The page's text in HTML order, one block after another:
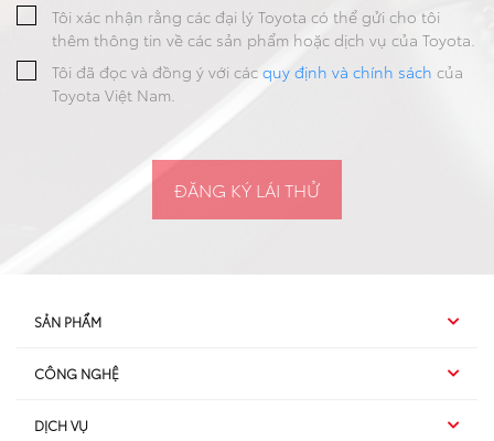
Tôi xác nhận rằng các đại lý Toyota có thể gửi cho tôi
thêm thông tin về các sản phẩm hoặc dịch vụ của Toyota.
Tôi đã đọc và đồng ý với cácquy định và chính sách của
Toyota Việt Nam.
Cảm ơn quý khách đã đăng ký lái thử
Xin cảm ơn Quý khách đã tin tưởng và sử dụng dịch vụ của
chúng tôi. Chúng tôi xin xác nhận thông tin đăng ký của Quý
SẢN PHẨM
Hybrid EV
SUV
CÔNG NGHỆ
Hybrid
DỊCH VỤ